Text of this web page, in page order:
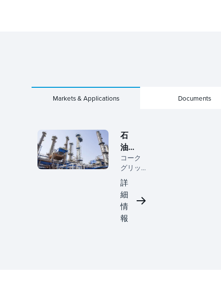
Markets & Applications Documents
石
油・
ガス
コーク
グリッ
チ
(Koch-
Glitsch)
は、高
度な分
詳
細
情
報